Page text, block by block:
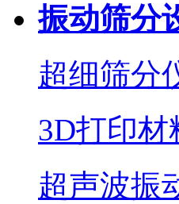
振动筛分
超细筛分
3D打印材
超声波振